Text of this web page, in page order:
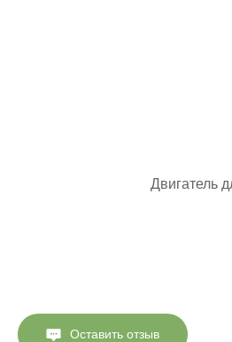
Двигатель
Оставить отзыв